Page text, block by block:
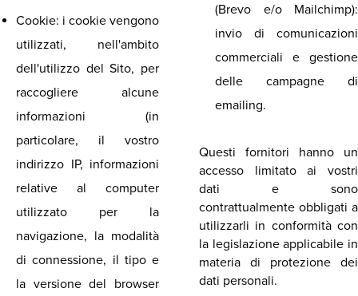
Cookie: i cookie vengono
utilizzati, nell'ambito
dell'utilizzo del Sito, per
raccogliere alcune
informazioni (in
particolare, il vostro
indirizzo IP, informazioni
relative al computer
utilizzato per la
navigazione, la modalità
di connessione, il tipo e
la versione del browser
(Brevo e/o Mailchimp):
invio di comunicazioni
commerciali e gestione
delle campagne di
emailing.
Questi fornitori hanno un
accesso limitato ai vostri
dati e sono
contrattualmente obbligati a
utilizzarli in conformità con
la legislazione applicabile in
materia di protezione dei
dati personali.